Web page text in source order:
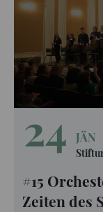
24 JÄN
#15
Zeiten des